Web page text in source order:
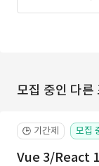
모집 중인 다른
🕒 기간제 모집
Vue 3/React